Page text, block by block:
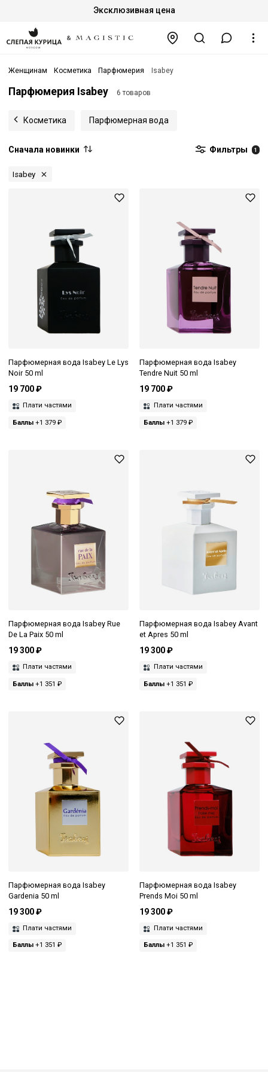
Эксклюзивная цена
Женщинам Косметика Парфюмерия Isabey
Парфюмерия Isabey 6 товаров
Косметика Парфюмерная вода
Сначала новинки Фильтры 1
Isabey
Парфюмерная вода Isabey Le Lys
Noir 50 ml
19 700 ₽
Плати частями
Баллы +1 379 ₽
Парфюмерная вода Isabey
Tendre Nuit 50 ml
19 700 ₽
Плати частями
Баллы+1 379 ₽
Парфюмерная вода Isabey Rue
De La Paix 50 ml
19 300 ₽
Плати частями
Баллы +1 351 ₽
Парфюмерная вода Isabey Avant
et Apres 50 ml
19 300 ₽
Плати частями
Баллы+1 351 ₽
Парфюмерная вода Isabey
Gardenia 50 ml
19 300 ₽
Плати частями
Баллы +1 351 ₽
Парфюмерная вода Isabey
Prends Moi 50 ml
19 300 ₽
Плати частями
Баллы+1 351 ₽